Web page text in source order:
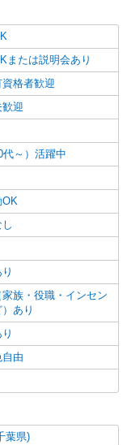
または説明会あり
格者歓迎
迎
代～）活躍中
OK
族・役職・インセン
あり
由
葉県)